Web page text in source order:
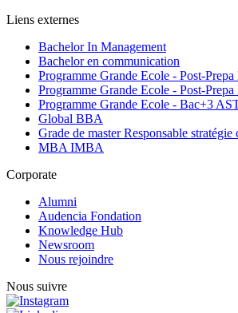
Liens externes
Bachelor In Management
Bachelor en communication
Programme Grande Ecole - Post-Prepa
Programme Grande Ecole - Post-
Programme Grande Ecole - Bac+3
Global BBA
Grade de master Responsable
MBA IMBA
Corporate
Alumni
Audencia Fondation
Knowledge Hub
Newsroom
Nous rejoindre
Nous suivre